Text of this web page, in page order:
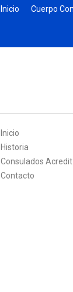
Inicio Cuerpo
Inicio
Historia
Consulados
Contacto